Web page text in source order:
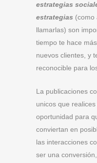
estrategias
estrategias (como
llamarlas) son
tiempo te hace
nuevos clientes, y
reconocible para
La publicaciones
unicos que
oportunidad para
conviertan en
las interacciones
ser una